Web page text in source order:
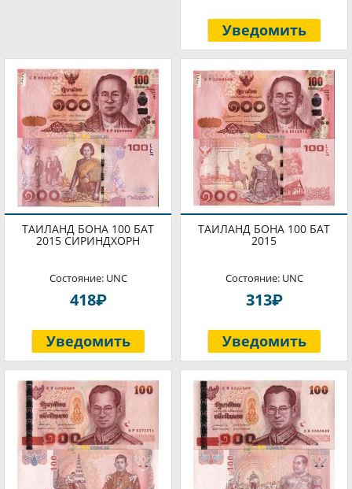
Уведомить
ТАИЛАНД БОНА 100 БАТ
2015 СИРИНДХОРН
Состояние: UNC
418P
Уведомить
ТАИЛАНД БОНА 100 БАТ
2015
Состояние: UNC
313P
Уведомить